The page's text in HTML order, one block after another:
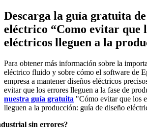
Descarga la guía gratuita
eléctrico “Como evitar que
eléctricos lleguen a la
Para obtener más información sobre la
eléctrico fluido y sobre cómo el software de
empresa a mantener diseños eléctricos
evitar que los errores lleguen a la fase de
nuestra guía gratuita "Cómo evitar que los
lleguen a la producción: guía de diseño
sin errores?